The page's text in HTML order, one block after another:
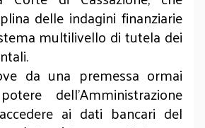
delle indagini finanziarie
multilivello di tutela dei
da una premessa ormai
dell'Amministrazione
ai dati bancari del